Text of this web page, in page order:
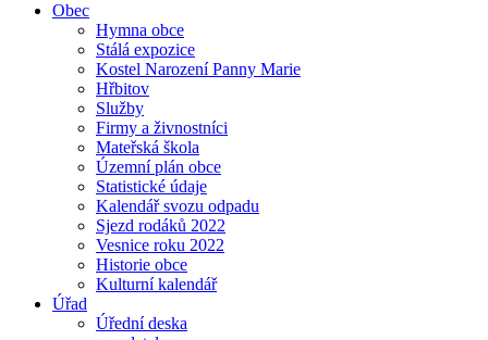
Obec
Hymna obce
Stálá expozice
Kostel Narození Panny Marie
Hřbitov
Služby
Firmy a živnostníci
Mateřská škola
Územní plán obce
Statistické údaje
Kalendář svozu odpadu
Sjezd rodáků 2022
Vesnice roku 2022
Historie obce
Kulturní kalendář
Úřad
Úřední deska